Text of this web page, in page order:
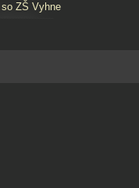
ZŠ Vyhne